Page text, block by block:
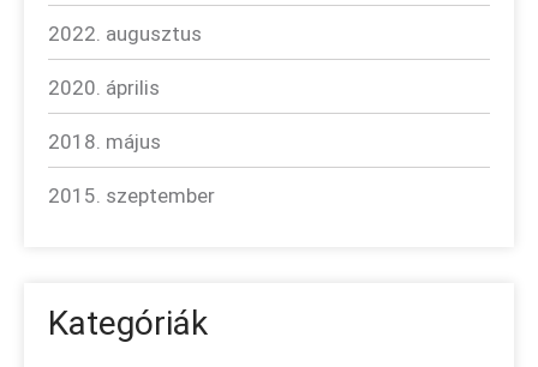
2022. augusztus
2020. április
2018. május
2015. szeptember
Kategóriák